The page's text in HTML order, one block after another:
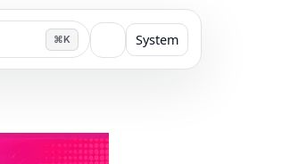
⌘K System